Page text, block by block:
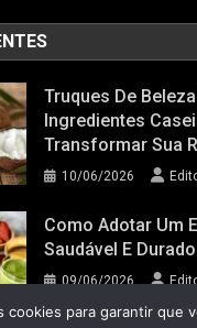
Truques De
Ingredientes
Transformar Sua
10/06/2026
Como Adotar Um
Saudável E
09/06/2026
cookies para garantir que